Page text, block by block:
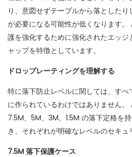
り、意図せずテーブルから落とした
が必要になる可能性が低くなります
護を強化するために強化されたエッ
ャップを特徴としています。
ドロップレーティングを理解する
特に落下防止レベルに関しては、すべ
に作られているわけではありません。
7.5M、5M、3M、1.5M の落下定格を
き、それぞれが明確なレベルのセキュ
7.5M 落下保護ケース